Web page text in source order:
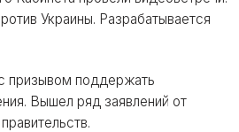
Украины. Разрабатывается
призывом поддержать
Вышел ряд заявлений от